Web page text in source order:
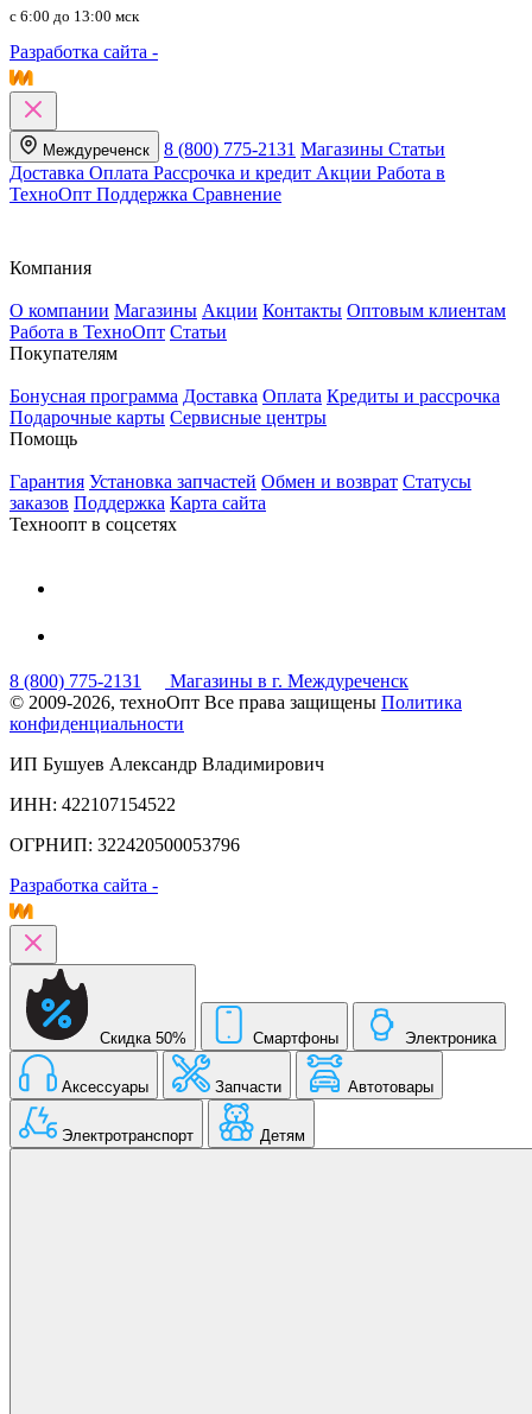
c 6:00 до 13:00 мск
Разработка сайта -
Междуреченск 8 (800) 775-2131 Магазины Статьи
Доставка Оплата Рассрочка и кредит Акции Работа в
ТехноОпт Поддержка Сравнение
Компания
О компании Магазины Акции Контакты Оптовым клиентам
Работа в ТехноОпт Статьи
Покупателям
Бонусная программа Доставка Оплата Кредиты и рассрочка
Подарочные карты Сервисные центры
Помощь
Гарантия Установка запчастей Обмен и возврат Статусы
заказов Поддержка Карта сайта
Техноопт в соцсетях
8 (800) 775-2131
Магазины в г. Междуреченск
© 2009-2026, техноОпт Все права защищены Политика
конфиденциальности
ИП Бушуев Александр Владимирович
ИНН: 422107154522
ОГРНИП: 322420500053796
Разработка сайта -
Скидка 50% Смартфоны Электроника
Аксессуары Запчасти Автотовары
Электротранспорт Детям